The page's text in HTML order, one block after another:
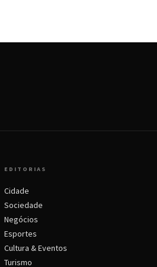
EDITORIAS
Cidade
Sociedade
Negócios
Esportes
Cultura & Eventos
Turismo